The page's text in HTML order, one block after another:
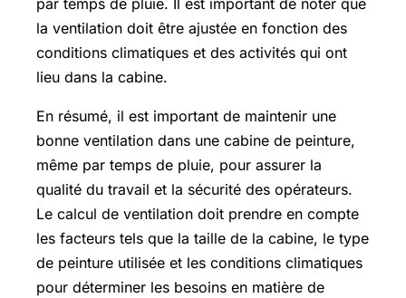
par temps de pluie. Il est important de noter que
la ventilation doit être ajustée en fonction des
conditions climatiques et des activités qui ont
lieu dans la cabine.
En résumé, il est important de maintenir une
bonne ventilation dans une cabine de peinture,
même par temps de pluie, pour assurer la
qualité du travail et la sécurité des opérateurs.
Le calcul de ventilation doit prendre en compte
les facteurs tels que la taille de la cabine, le type
de peinture utilisée et les conditions climatiques
pour déterminer les besoins en matière de